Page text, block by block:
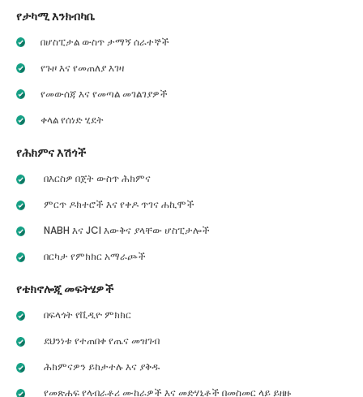
የታካሚ እንክብካቤ
በሆስፒታል ውስጥ ታማኝ ሰራተኞች
የጉዞ እና የመጠለያ እገዛ
የመውሰጃ እና የመጣል መገልገያዎች
ቀላል የሰነድ ሂደት
የሕክምና እሽጎች
በእርስዎ በጀት ውስጥ ሕክምና
ምርጥ ዶክተሮች እና የቀዶ ጥገና ሐኪሞች
NABH እና JCI እውቅና ያላቸው ሆስፒታሎች
በርካታ የምክክር አማራጮች
የቴክኖሎጂ መፍትሄዎች
በፍላጎት የቪዲዮ ምክክር
ደህንነቱ የተጠበቀ የጤና መዝገብ
ሕክምናዎን ይከታተሉ እና ያቅዱ
የመጽሐፍ የላብራቶሪ ሙከራዎች እና መድሃኒቶች በመስመር ላይ ይዘዙ